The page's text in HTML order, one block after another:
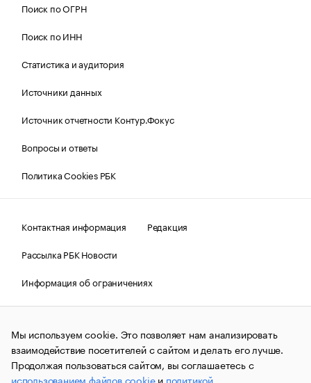
Поиск по ОГРН
Поиск по ИНН
Статистика и аудитория
Источники данных
Источник отчетности Контур.Фокус
Вопросы и ответы
Политика Cookies РБК
Контактная информация
Редакция
Рассылка РБК Новости
Информация об ограничениях
Правовая информация
О соблюдении авторских прав
© АО «РОСБИЗНЕСКОНСАЛТИНГ»,1995–2026.Сообщения
и материалы информационного агентства «РБК»
(зарегистрировано Федеральной службой по надзору в сфере
связи, информационных технологий и массовых
коммуникаций (Роскомнадзор) 09.12.2015 за номером ИА
Мы используем cookie. Это позволяет нам анализировать
взаимодействие посетителей с сайтом и делать его лучше.
Продолжая пользоваться сайтом, вы соглашаетесь с
использованием файлов cookieи политикой